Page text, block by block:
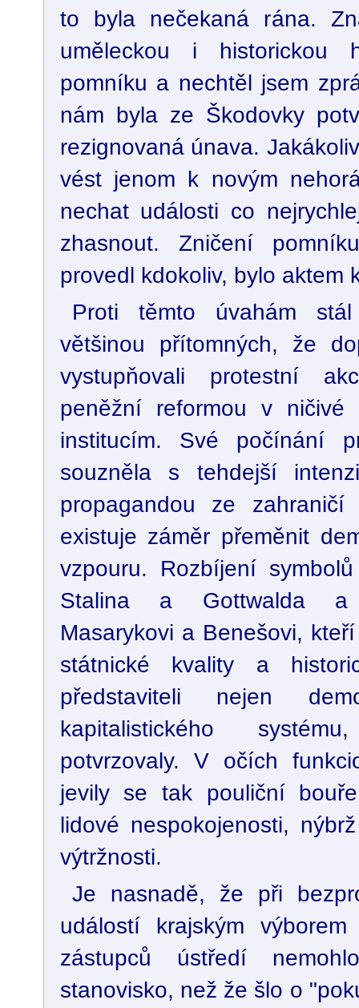
to byla nečekaná rána.
uměleckou i historickou
pomníku a nechtěl jsem
nám byla ze Škodovky
rezignovaná únava.
vést jenom k novým
nechat události co
zhasnout. Zničení
provedl kdokoliv, bylo aktem
Proti těmto úvahám
většinou přítomných, že
vystupňovali protestní
peněžní reformou v ničivé
institucím. Své počínání
souzněla s tehdejší
propagandou ze
existuje záměr přeměnit
vzpouru. Rozbíjení
Stalina a Gottwalda a
Masarykovi a Benešovi,
státnické kvality a
představiteli nejen
kapitalistického
potvrzovaly. V očích
jevily se tak pouliční
lidové nespokojenosti,
výtržnosti.
Je nasnadě, že při
událostí krajským
zástupců ústředí
stanovisko, než že šlo o